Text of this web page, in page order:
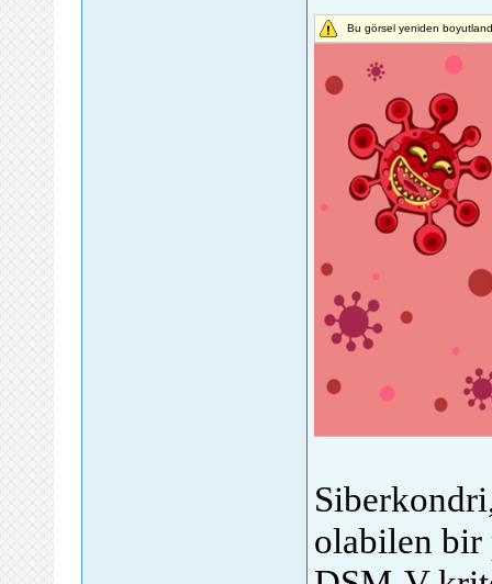
Bu görsel yeniden
olabilen